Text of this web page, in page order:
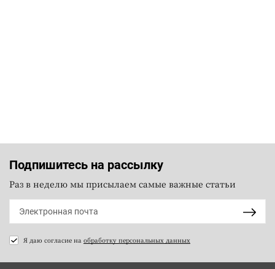
Подпишитесь на рассылку
Раз в неделю мы присылаем самые важные статьи
Я даю согласие на обработку персональных данных